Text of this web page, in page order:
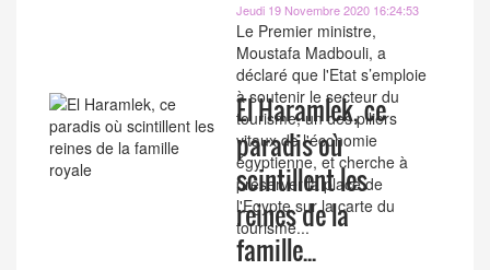
Jeudi 19 Novembre 2020 16:24:53
Le Premier ministre,
Moustafa Madbouli, a
déclaré que l'Etat s’emploie
à soutenir le secteur du
tourisme, un des piliers
vitaux de l'économie
égyptienne, et cherche à
préserver la place de
l'Egypte sur la carte du
tourisme...
El Haramlek, ce
paradis où
scintillent les
reines de la
famille...